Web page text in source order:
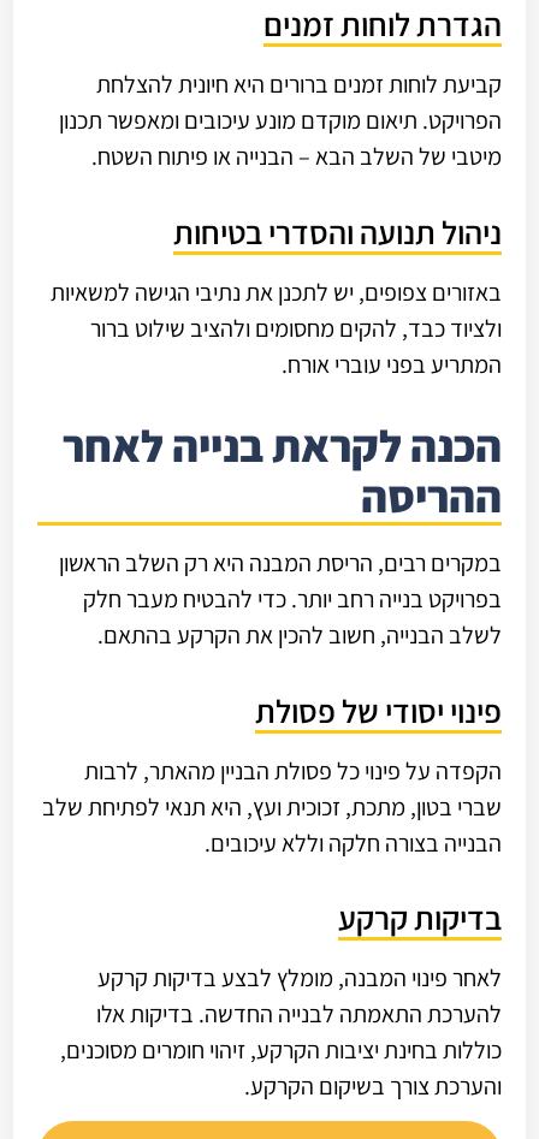
הגדרת לוחות זמנים
קביעת לוחות זמנים ברורים היא חיונית להצלחת
הפרויקט. תיאום מוקדם מונע עיכובים ומאפשר תכנון
מיטבי של השלב הבא – הבנייה או פיתוח השטח.
ניהול תנועה והסדרי בטיחות
באזורים צפופים, יש לתכנן את נתיבי הגישה למשאיות
ולציוד כבד, להקים מחסומים ולהציב שילוט ברור
המתריע בפני עוברי אורח.
הכנה לקראת בנייה לאחר
ההריסה
במקרים רבים, הריסת המבנה היא רק השלב הראשון
בפרויקט בנייה רחב יותר. כדי להבטיח מעבר חלק
לשלב הבנייה, חשוב להכין את הקרקע בהתאם.
פינוי יסודי של פסולת
הקפדה על פינוי כל פסולת הבניין מהאתר, לרבות
שברי בטון, מתכת, זכוכית ועץ, היא תנאי לפתיחת שלב
הבנייה בצורה חלקה וללא עיכובים.
בדיקות קרקע
לאחר פינוי המבנה, מומלץ לבצע בדיקות קרקע
להערכת התאמתה לבנייה החדשה. בדיקות אלו
כוללות בחינת יציבות הקרקע, זיהוי חומרים מסוכנים,
והערכת צורך בשיקום הקרקע.